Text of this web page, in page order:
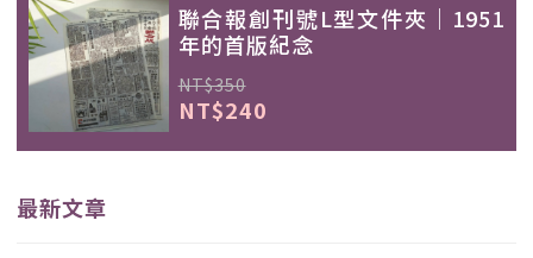
聯合報創刊號L型文件夾｜1951
年的首版紀念
NT$350
NT$240
最新文章